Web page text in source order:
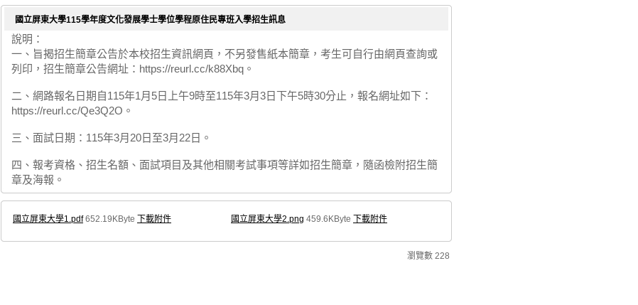
國立屏東大學115學年度文化發展學士學位學程原住民專班入學招生訊息
說明：
一、旨揭招生簡章公告於本校招生資訊網頁，不另發售紙本簡章，考生可自行由網頁查詢或
列印，招生簡章公告網址：https://reurl.cc/k88Xbq。
二、網路報名日期自115年1月5日上午9時至115年3月3日下午5時30分止，報名網址如下：
https://reurl.cc/Qe3Q2O。
三、面試日期：115年3月20日至3月22日。
四、報考資格、招生名額、面試項目及其他相關考試事項等詳如招生簡章，隨函檢附招生簡
章及海報。
國立屏東大學1.pdf 652.19KByte 下載附件 國立屏東大學2.png 459.6KByte 下載附件
瀏覽數 228